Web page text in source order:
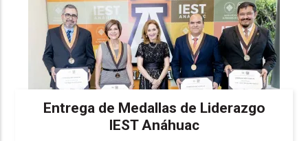
Entrega de Medallas de Liderazgo
IEST Anáhuac